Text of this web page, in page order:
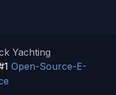
Yachting
Open-Source-E-